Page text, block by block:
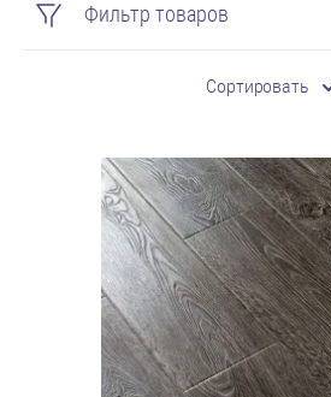
Фильтр товаров
Сортировать